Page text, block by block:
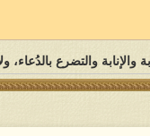
والتضرع